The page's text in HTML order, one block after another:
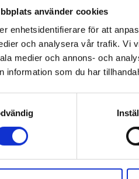
använder cookies
enhetsidentifierare för att
och analysera vår trafik. Vi
medier och annons- och
information som du har
INGA
Prenumerera på
Din e-post